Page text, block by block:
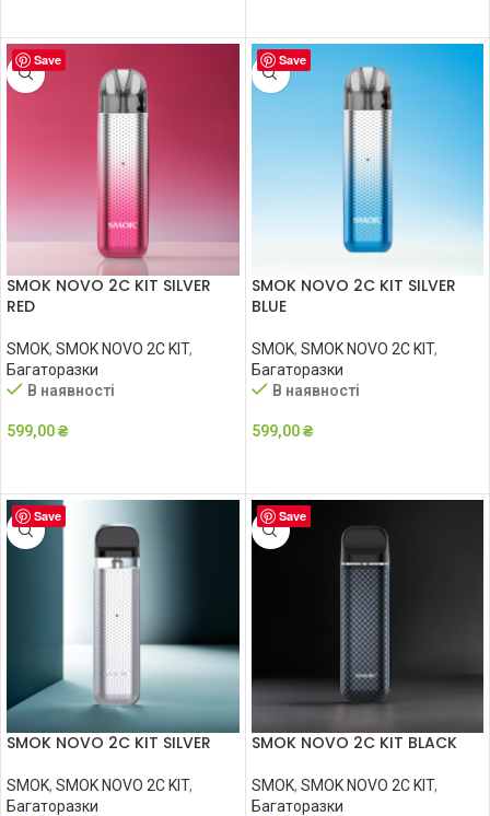
Save
SMOK NOVO 2C KIT SILVER
RED
SMOK, SMOK NOVO 2C KIT,
Багаторазки
В наявності
599,00₴
Save
SMOK NOVO 2C KIT SILVER
BLUE
SMOK, SMOK NOVO 2C KIT,
Багаторазки
В наявності
599,00₴
Save
SMOK NOVO 2C KIT SILVER
SMOK, SMOK NOVO 2C KIT,
Багаторазки
Save
SMOK NOVO 2C KIT BLACK
SMOK, SMOK NOVO 2C KIT,
Багаторазки